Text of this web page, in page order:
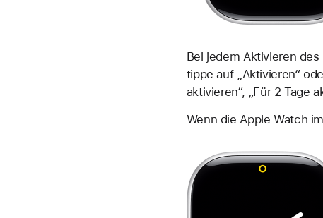
Bei jedem Aktivieren
tippe auf „Aktivieren“
aktivieren“, „Für 2 Tage
Wenn die Apple Watch